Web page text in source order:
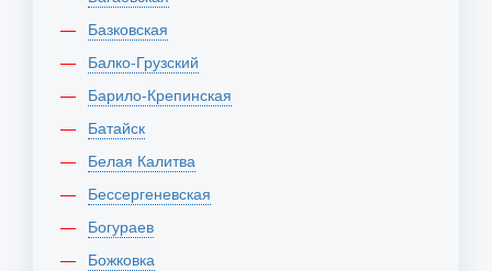
Базковская
Балко-Грузский
Барило-Крепинская
Батайск
Белая Калитва
Бессергеневская
Богураев
Божковка